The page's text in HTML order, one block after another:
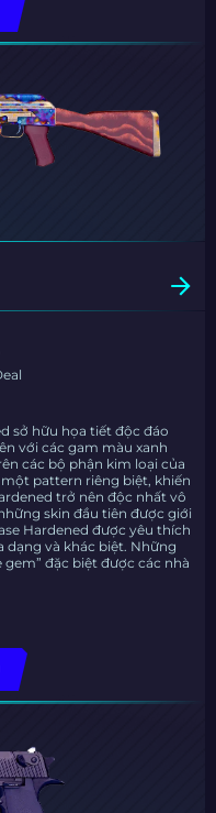
sở hữu họa tiết độc đáo
với các gam màu xanh
các bộ phận kim loại của
pattern riêng biệt, khiến
trở nên độc nhất vô
skin đầu tiên được giới
Hardened được yêu thích
dạng và khác biệt. Những
đặc biệt được các nhà